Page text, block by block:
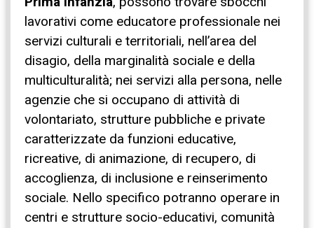
lavorativi come educatore professionale nei
servizi culturali e territoriali, nell’area del
disagio, della marginalità sociale e della
multiculturalità; nei servizi alla persona, nelle
agenzie che si occupano di attività di
volontariato, strutture pubbliche e private
caratterizzate da funzioni educative,
ricreative, di animazione, di recupero, di
accoglienza, di inclusione e reinserimento
sociale. Nello specifico potranno operare in
centri e strutture socio-educativi, comunità